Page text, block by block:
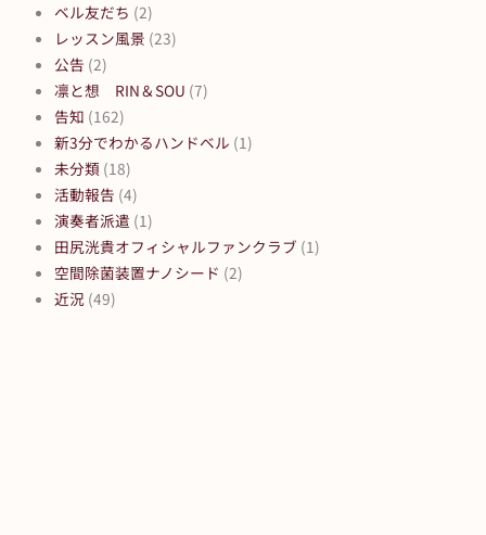
ベル友だち (2)
レッスン風景 (23)
公告 (2)
凛と想 RIN＆SOU (7)
告知 (162)
新3分でわかるハンドベル (1)
未分類 (18)
活動報告 (4)
演奏者派遣 (1)
田尻洸貴オフィシャルファンクラブ (1)
空間除菌装置ナノシード (2)
近況 (49)